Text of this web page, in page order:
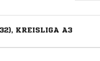
KREISLIGA A3